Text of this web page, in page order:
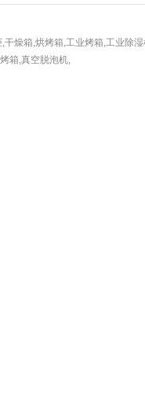
燥箱,烘烤箱,工业烤箱,工业除
箱,真空脱泡机,